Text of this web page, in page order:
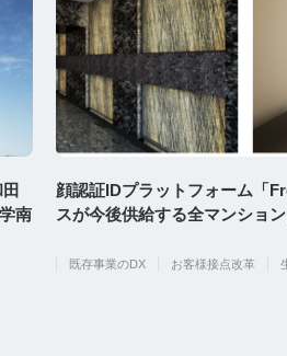
南
顔認証IDプラットフォーム「
スが今後供給する全マンショ
既存事業のDX お客様接点改革